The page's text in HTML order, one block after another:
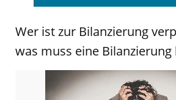
Wer ist zur Bilanzierung
was muss eine Bilanzierung